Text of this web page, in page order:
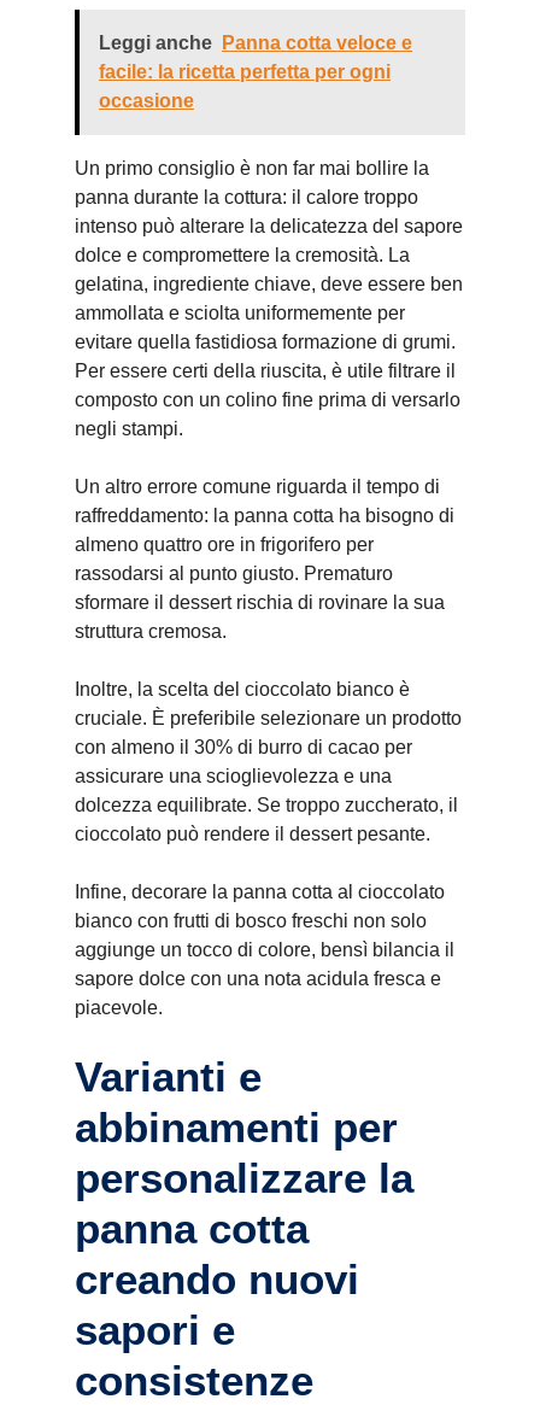
Leggi anche
Panna cotta veloce e
facile: la ricetta perfetta per ogni
occasione
Un primo consiglio è non far mai bollire la
panna durante la cottura: il calore troppo
intenso può alterare la delicatezza del sapore
dolce e compromettere la cremosità. La
gelatina, ingrediente chiave, deve essere ben
ammollata e sciolta uniformemente per
evitare quella fastidiosa formazione di grumi.
Per essere certi della riuscita, è utile filtrare il
composto con un colino fine prima di versarlo
negli stampi.
Un altro errore comune riguarda il tempo di
raffreddamento: la panna cotta ha bisogno di
almeno quattro ore in frigorifero per
rassodarsi al punto giusto. Prematuro
sformare il dessert rischia di rovinare la sua
struttura cremosa.
Inoltre, la scelta del cioccolato bianco è
cruciale. È preferibile selezionare un prodotto
con almeno il 30% di burro di cacao per
assicurare una scioglievolezza e una
dolcezza equilibrate. Se troppo zuccherato, il
cioccolato può rendere il dessert pesante.
Infine, decorare la panna cotta al cioccolato
bianco con frutti di bosco freschi non solo
aggiunge un tocco di colore, bensì bilancia il
sapore dolce con una nota acidula fresca e
piacevole.
Varianti e
abbinamenti per
personalizzare la
panna cotta
creando nuovi
sapori e
consistenze